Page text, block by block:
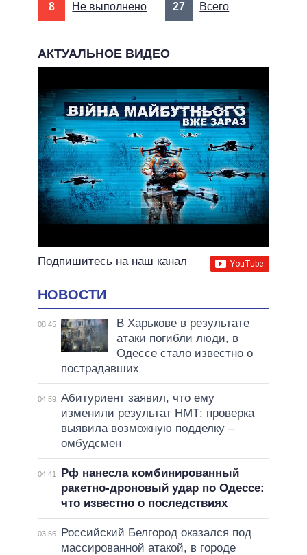
8 Не выполнено 27 Всего
АКТУАЛЬНОЕ ВИДЕО
Подпишитесь на наш канал
НОВОСТИ
08:45
В Харькове в результате
атаки погибли люди, в
Одессе стало известно о
пострадавших
04:59 Абитуриент заявил, что ему
изменили результат НМТ: проверка
выявила возможную подделку –
омбудсмен
04:41
Рф нанесла комбинированный
ракетно-дроновый удар по Одессе:
что известно о последствиях
03:56
Российский Белгород оказался под
массированной атакой, в городе